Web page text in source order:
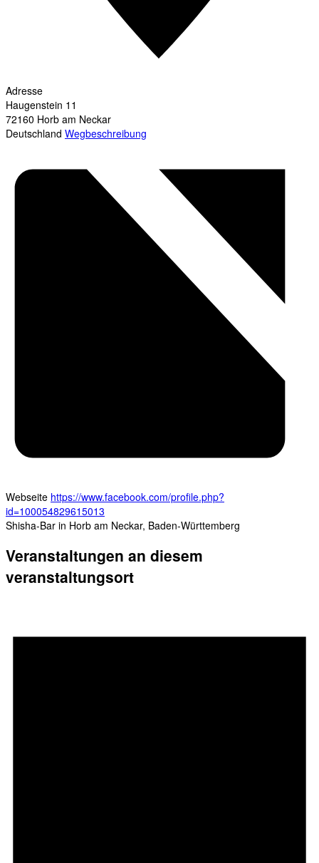
Adresse
Haugenstein 11
72160 Horb am Neckar
Deutschland Wegbeschreibung
Webseite https://www.facebook.com/profile.php?
id=100054829615013
Shisha-Bar in Horb am Neckar, Baden-Württemberg
Veranstaltungen an diesem
veranstaltungsort